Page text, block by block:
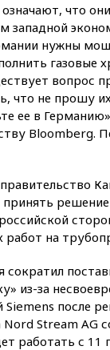
что
западной
нужны
газовые
вопрос
что не прошу
ее в
Bloomberg.
решение
работ на
из-за
после
Stream AG
работать с 11